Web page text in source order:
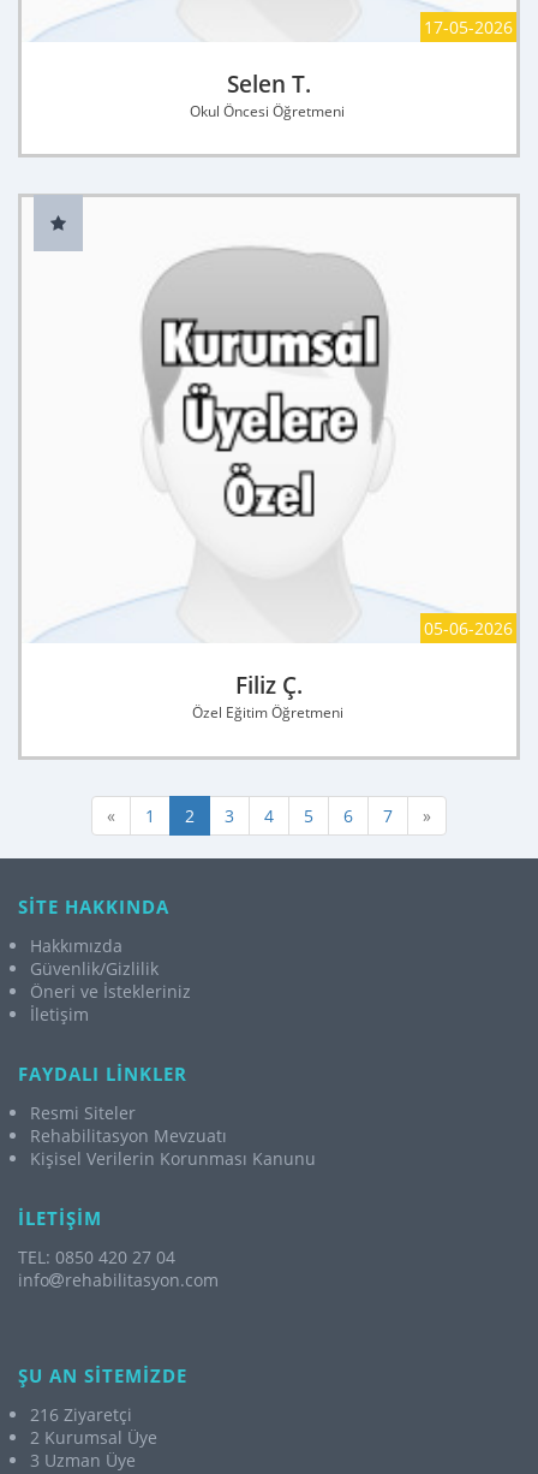
17-05-2026
Selen T.
Okul Öncesi Öğretmeni
05-06-2026
Filiz Ç.
Özel Eğitim Öğretmeni
« 1 2 3 4 5 6 7 »
SİTE HAKKINDA
Hakkımızda
Güvenlik/Gizlilik
Öneri ve İstekleriniz
İletişim
FAYDALI LİNKLER
Resmi Siteler
Rehabilitasyon Mevzuatı
Kişisel Verilerin Korunması Kanunu
İLETİŞİM
TEL: 0850 420 27 04
info
rehabilitasyon.com
ŞU AN SİTEMİZDE
216 Ziyaretçi
2 Kurumsal Üye
3 Uzman Üye